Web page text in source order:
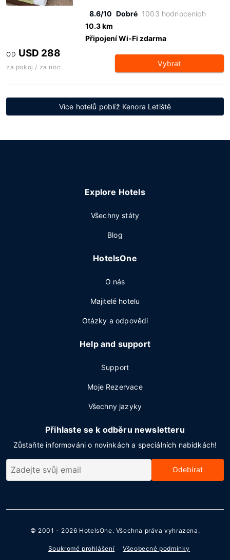
8.6/10 Dobré 1003 hodnoceních
10.3 km
Připojení Wi-Fi zdarma
OD USD 288
za pokoj / za noc Vybrat
Více hotelů poblíž Kenora Letiště
Explore Hotels
Všechny státy
Blog
HotelsOne
O nás
Majitelé hotelu
Otázky a odpovědi
Help and support
Support
Moje Rezervace
Všechny jazyky
Přihlaste se k odběru newsletteru
Zůstaňte informováni o novinkách a speciálních nabídkách!
Odebírat
© 2001 - 2026 HotelsOne. Všechna práva vyhrazena.
Soukromé prohlášení Všeobecné podmínky